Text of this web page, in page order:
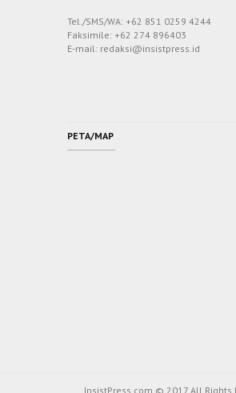
Tel./SMS/WA: +62 851 0259 4244
Faksimile: +62 274 896403
E-mail: redaksi@insistpress.id
PETA/MAP
InsistPress.com © 2017 All Rights